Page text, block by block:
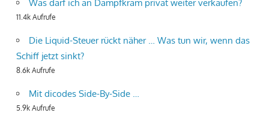
Was darf ich an Dampfkram privat weiter verkaufen?
11.4k Aufrufe
Die Liquid-Steuer rückt näher … Was tun wir, wenn das
Schiff jetzt sinkt?
8.6k Aufrufe
Mit dicodes Side-By-Side …
5.9k Aufrufe